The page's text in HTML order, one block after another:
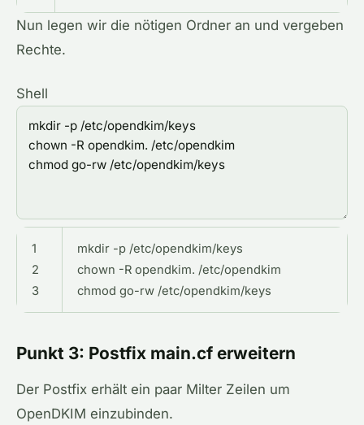
Nun legen wir die nötigen Ordner an und vergeben
Rechte.
Shell
1
2
3
mkdir -p /etc/opendkim/keys
chown -R opendkim. /etc/opendkim
chmod go-rw /etc/opendkim/keys
Punkt 3: Postfix main.cf erweitern
Der Postfix erhält ein paar Milter Zeilen um
OpenDKIM einzubinden.